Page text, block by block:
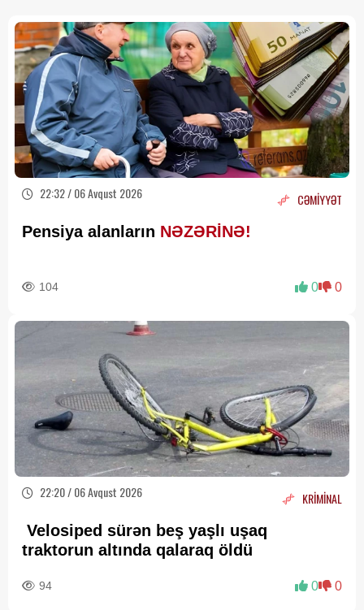
22:32 / 06 Avqust 2026 CƏMİYYƏT
Pensiya alanların NƏZƏRİNƏ!
104 0 0
22:20 / 06 Avqust 2026 KRİMİNAL
Velosiped sürən beş yaşlı uşaq
traktorun altında qalaraq öldü
94 0 0